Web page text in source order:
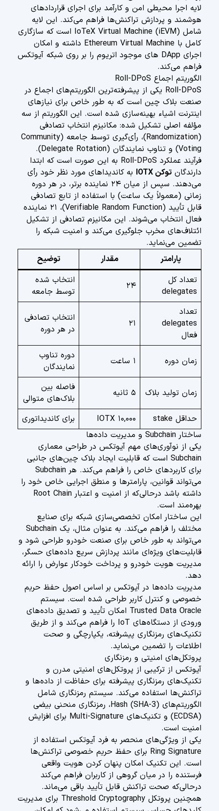
لایه اجرا محیطی امن و کارآمد برای اجرای قراردادهای
هوشمند و پردازش تراکنش‌ها فراهم می‌کند. این لایه
شامل IoTeX Virtual Machine (iEVM) است که سازگاری
کامل با Ethereum Virtual Machine داشته و امکان
اجرای DApp های موجود اتریوم را بر روی شبکه آیوتکس
فراهم می‌کند.
الگوریتم اجماع Roll-DPoS
Roll-DPoS یکی از پیشرفته‌ترین الگوریتم‌های اجماع در
صنعت بلاک چین است که به طور خاص برای نیازهای
اینترنت اشیاء بهینه‌سازی شده است. این الگوریتم از سه
مؤلفه اصلی تشکیل شده: مکانیزم انتخاب تصادفی
(Randomization)، رأی‌گیری توسط جامعه (Community
Voting) و تناوب نمایندگان (Delegate Rotation).
فرآیند عملکرد Roll-DPoS به این صورت است که ابتدا
دارندگان توکن IOTX
به کاندیداهای مورد نظر خود رأی
می‌دهند. سپس از میان ۲۴ نماینده برتر، در هر دوره
زمانی (معمولاً یک ساعت) با استفاده از تابع تصادفی
قابل تأیید (Verifiable Random Function)، ۲۱ نماینده
فعال انتخاب می‌شوند. این مکانیزم تصادفی از تشکیل
ائتلاف‌های مخرب جلوگیری می‌کند و امنیت شبکه را
تضمین می‌نماید.
پارامتر
مقدار
توضیح
تعداد کل
delegates
۲۴
انتخاب شده
توسط جامعه
تعداد
delegates
فعال
۲۱
انتخاب تصادفی
در هر دوره
زمان دوره ۱ ساعت
دوره تناوب
نمایندگان
زمان تولید بلاک ۵ ثانیه
فاصله بین
بلاک‌های متوالی
حداقل stake
۱۰,۰۰۰ IOTX
برای کاندیداتوری
ساختار Subchain و مدیریت داده‌ها
یکی از نوآوری‌های مهم آیوتکس در طراحی معماری
Subchain است که قابلیت ایجاد بلاک چین‌های جانبی
برای کاربردهای خاص را فراهم می‌کند. هر Subchain
می‌تواند قوانین، پارامترها و منطق اجرایی خاص خود را
داشته باشد درحالی‌که از امنیت و اعتبار Root Chain
بهره‌مند است.
این ساختار امکان تخصصی‌سازی شبکه برای صنایع
مختلف را فراهم می‌کند. به عنوان مثال، یک Subchain
می‌تواند به طور خاص برای صنعت خودرو طراحی شود و
قابلیت‌های ویژه‌ای مانند پردازش سریع داده‌های حسگر،
مدیریت هویت خودرو و پرداخت خودکار عوارض را ارائه
دهد.
مدیریت داده‌ها در آیوتکس بر اساس اصول حفظ حریم
خصوصی و کنترل کاربر طراحی شده است. سیستم
Trusted Data Oracle امکان تأیید و تصدیق داده‌های
ورودی از دستگاه‌های IoT را فراهم می‌کند و از طریق
تکنیک‌های رمزنگاری پیشرفته، یکپارچگی و صحت
اطلاعات را تضمین می‌نماید.
پروتکل‌های امنیتی و رمزنگاری
آیوتکس از ترکیبی از پروتکل‌های امنیتی مدرن و
تکنیک‌های رمزنگاری پیشرفته برای حفاظت از داده‌ها و
تراکنش‌ها استفاده می‌کند. سیستم رمزنگاری شامل
الگوریتم‌های Hash (SHA-3)، رمزنگاری منحنی بیضی
(ECDSA) و تکنیک‌های Multi-Signature برای افزایش
امنیت است.
یکی از ویژگی‌های منحصر به فرد آیوتکس استفاده از
Ring Signature برای حفظ حریم خصوصی تراکنش‌ها
است. این تکنیک امکان پنهان کردن هویت واقعی
فرستنده را در میان گروهی از کاربران فراهم می‌کند
درحالی‌که صحت تراکنش قابل تأیید باقی می‌ماند.
همچنین پروتکل Threshold Cryptography برای مدیریت